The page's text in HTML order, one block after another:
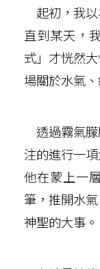
起初，我以
直到某天，
式」才恍然
場關於水氣
透過霧氣朦
注的進行一
他在蒙上一
筆，推開水
神聖的大事。